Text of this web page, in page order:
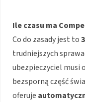
Ile czasu ma
Co do zasady jest to
trudniejszych
ubezpieczyciel musi
bezsporną część
oferuje